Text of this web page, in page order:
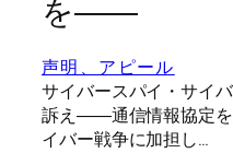
を――
声明、アピール
サイバースパイ・サイ
訴え――通信情報協定を
イバー戦争に加担し…